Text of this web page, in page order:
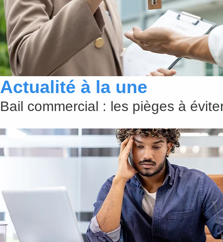
Actualité à la une
Bail commercial : les pièges à